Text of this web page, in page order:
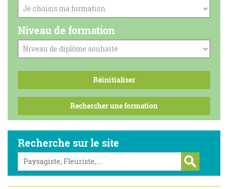
Niveau de formation
Recherche sur le site